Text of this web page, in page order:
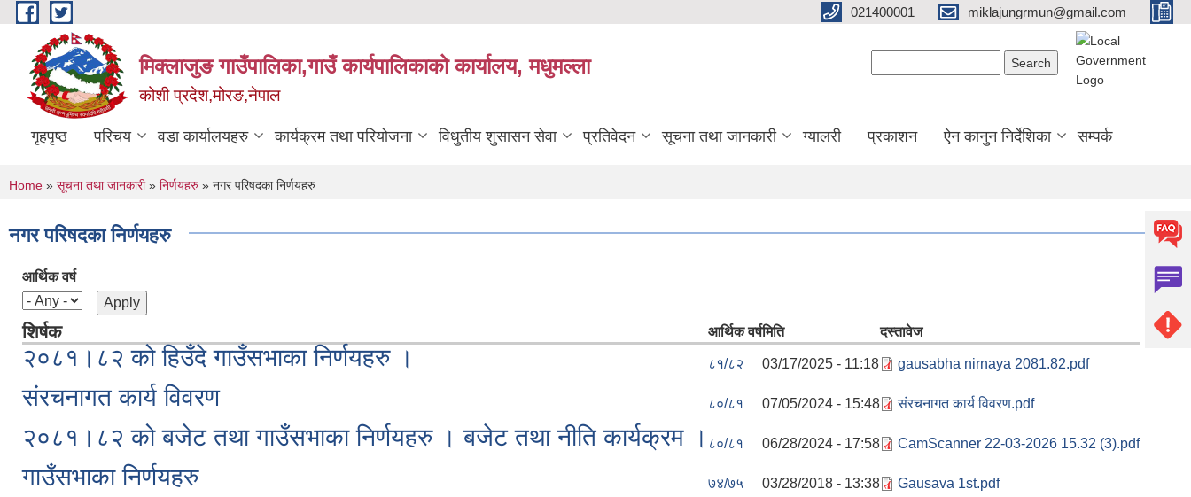
Skip to main content 021400001 miklajungrmun@gmail.com
मिक्लाजुङ गाउँपालिका,गाउँ कार्यपालिकाको कार्यालय, मधुमल्ला
कोशी प्रदेश,मोरङ,नेपाल
गृहपृष्ठ परिचय वडा कार्यालयहरु कार्यक्रम तथा परियोजना विधुतीय शुसासन सेवा प्रतिवेदन सूचना तथा जानकारी ग्यालरी प्रकाशन ऐन कानुन निर्देशिका सम्पर्क
You are here
Home » सूचना तथा जानकारी» निर्णयहरु » नगर परिषदका निर्णयहरु
नगर परिषदका निर्णयहरु
आर्थिक वर्ष
शिर्षक आर्थिक वर्षमिति दस्तावेज
२०८१।८२ को हिउँदे गाउँसभाका निर्णयहरु । ८१/८२ 03/17/2025 - 11:18 gausabha nirnaya 2081.82.pdf
संरचनागत कार्य विवरण ८०/८१ 07/05/2024 - 15:48 संरचनागत कार्य विवरण.pdf
२०८१।८२ को बजेट तथा गाउँसभाका निर्णयहरु । बजेट तथा नीति कार्यक्रम । ८०/८१ 06/28/2024 - 17:58 CamScanner 22-03-2026 15.32 (3).pdf
गाउँसभाका निर्णयहरु ७४/७५ 03/28/2018 - 13:38 Gausava 1st.pdf